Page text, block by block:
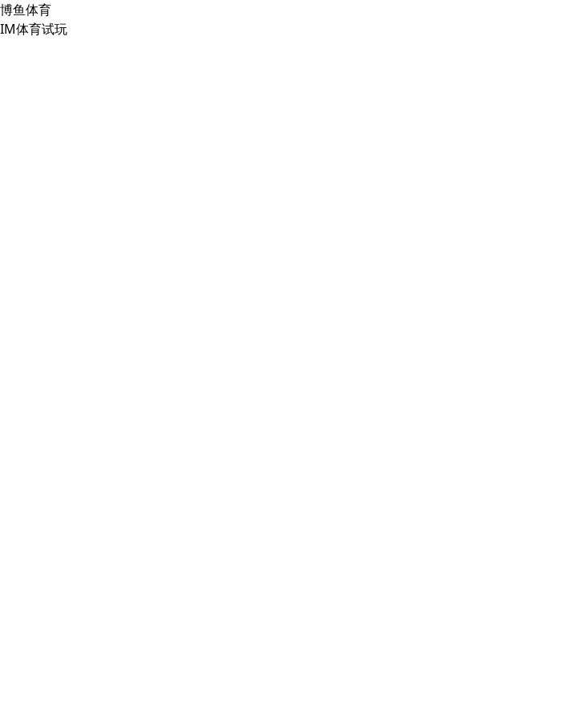
博鱼体育
IM体育试玩